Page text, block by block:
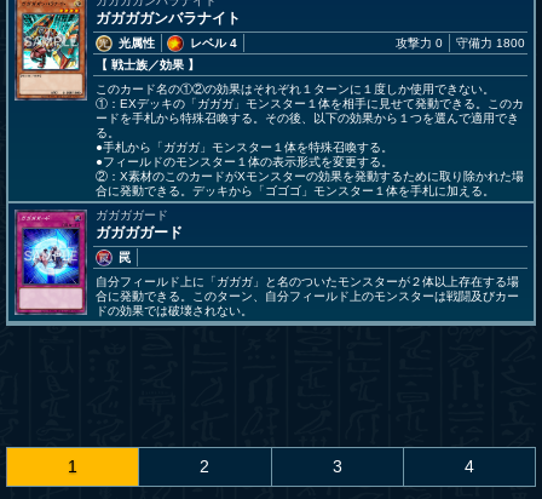
ガガガガンバラナイト
光属性
レベル 4
【 戦士族／効果 】
攻撃力 0 守備力 1800
このカード名の①②の効果はそれぞれ１ターンに１度しか使用できない。
①：EXデッキの「ガガガ」モンスター１体を相手に見せて発動できる。このカ
ードを手札から特殊召喚する。その後、以下の効果から１つを選んで適用でき
る。
●手札から「ガガガ」モンスター１体を特殊召喚する。
●フィールドのモンスター１体の表示形式を変更する。
②：X素材のこのカードがXモンスターの効果を発動するために取り除かれた場
合に発動できる。デッキから「ゴゴゴ」モンスター１体を手札に加える。
ガガガガード
ガガガガード
罠
自分フィールド上に「ガガガ」と名のついたモンスターが２体以上存在する場
合に発動できる。このターン、自分フィールド上のモンスターは戦闘及びカー
ドの効果では破壊されない。
1 2 3 4